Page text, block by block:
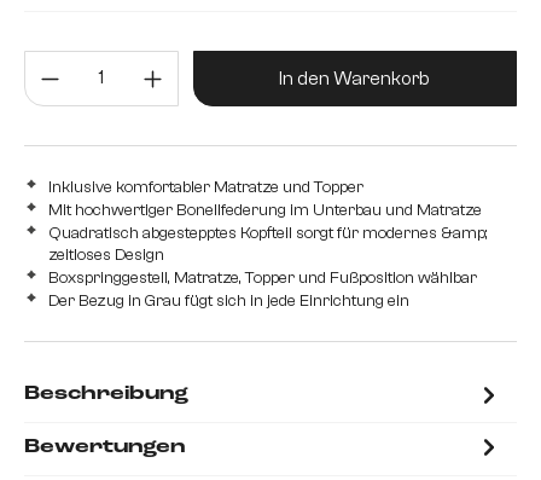
mit Taschenfederkernmatratze H2/H3 und Visco Topper
Produkt Anzahl: Gib den
In den Warenkorb
Inklusive komfortabler Matratze und Topper
Mit hochwertiger Bonellfederung im Unterbau und Matratze
Quadratisch abgestepptes Kopfteil sorgt für modernes &amp;
zeitloses Design
Boxspringgestell, Matratze, Topper und Fußposition wählbar
Der Bezug in Grau fügt sich in jede Einrichtung ein
Beschreibung
Bewertungen